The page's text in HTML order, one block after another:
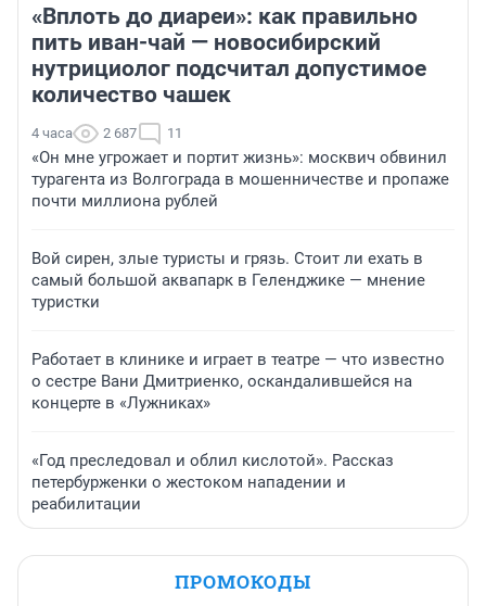
«Вплоть до диареи»: как правильно
пить иван-чай — новосибирский
нутрициолог подсчитал допустимое
количество чашек
4 часа 2 687 11
«Он мне угрожает и портит жизнь»: москвич обвинил
турагента из Волгограда в мошенничестве и пропаже
почти миллиона рублей
Вой сирен, злые туристы и грязь. Стоит ли ехать в
самый большой аквапарк в Геленджике — мнение
туристки
Работает в клинике и играет в театре — что известно
о сестре Вани Дмитриенко, оскандалившейся на
концерте в «Лужниках»
«Год преследовал и облил кислотой». Рассказ
петербурженки о жестоком нападении и
реабилитации
ПРОМОКОДЫ